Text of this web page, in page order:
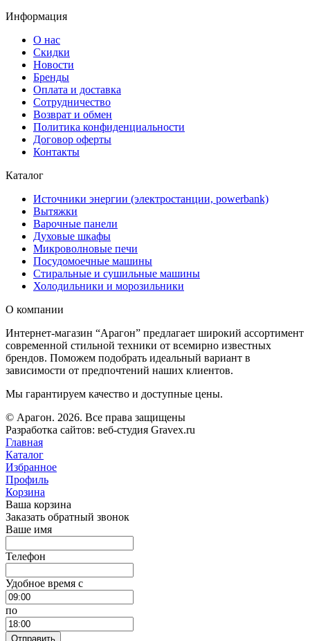
Информация
О нас
Скидки
Новости
Бренды
Оплата и доставка
Сотрудничество
Возврат и обмен
Политика конфиденциальности
Договор оферты
Контакты
Каталог
Источники энергии (электростанции, powerbank)
Вытяжки
Варочные панели
Духовые шкафы
Микроволновые печи
Посудомоечные машины
Стиральные и сушильные машины
Холодильники и морозильники
О компании
Интернет-магазин “Арагон” предлагает широкий ассортимент
современной стильной техники от всемирно известных
брендов. Поможем подобрать идеальный вариант в
зависимости от предпочтений наших клиентов.
Мы гарантируем качество и доступные цены.
© Арагон. 2026. Все права защищены
Разработка сайтов: веб-студия Gravex.ru
Главная
Каталог
Избранное
Профиль
Корзина
Ваша корзина
Заказать обратный звонок
Ваше имя
Телефон
Удобное время c
по
Отправить